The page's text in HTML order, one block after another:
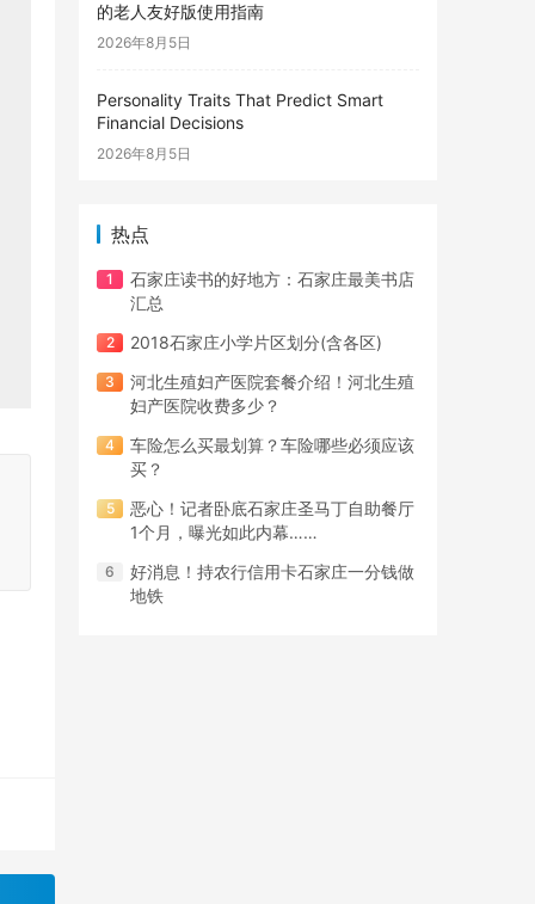
的老人友好版使用指南
2026年8月5日
Personality Traits That Predict Smart
Financial Decisions
2026年8月5日
热点
石家庄读书的好地方：石家庄最美书店
汇总
2018石家庄小学片区划分(含各区)
河北生殖妇产医院套餐介绍！河北生殖
妇产医院收费多少？
车险怎么买最划算？车险哪些必须应该
买？
恶心！记者卧底石家庄圣马丁自助餐厅
1个月，曝光如此内幕……
好消息！持农行信用卡石家庄一分钱做
地铁